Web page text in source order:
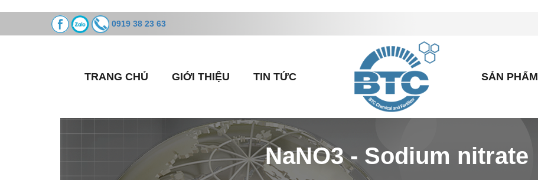
0919 38 23 63
TRANG CHỦ GIỚI THIỆU TIN TỨC SẢN PHẨM
NaNO3 - Sodium nitrate